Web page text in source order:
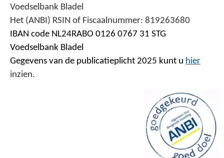
Voedselbank Bladel
Het (ANBI) RSIN of Fiscaalnummer: 819263680
IBAN code NL24RABO 0126 0767 31 STG
Voedselbank Bladel
Gegevens van de publicatieplicht 2025 kunt u hier
inzien.